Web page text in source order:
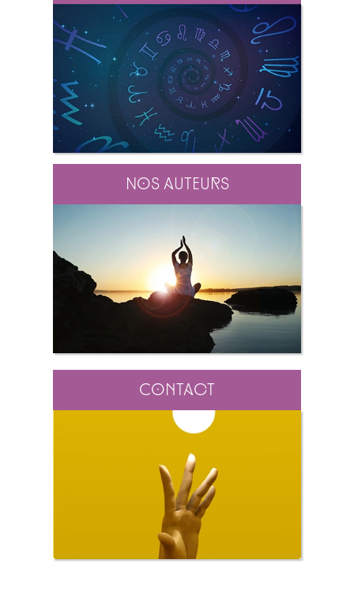
Nos auteurs
Contact